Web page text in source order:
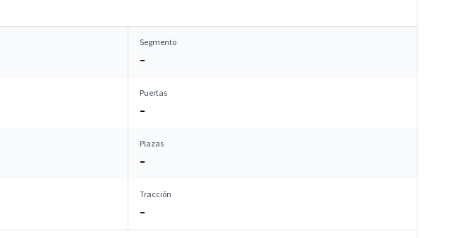
Segmento
–
Puertas
–
Plazas
–
Tracción
–